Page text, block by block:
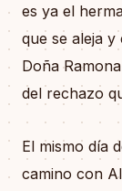
es ya el
que se aleja
Doña
del rechazo
El mismo día
camino con